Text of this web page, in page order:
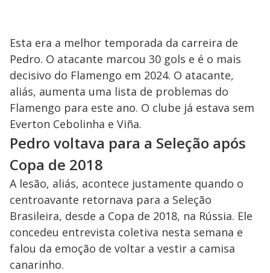
Esta era a melhor temporada da carreira de
Pedro. O atacante marcou 30 gols e é o mais
decisivo do Flamengo em 2024. O atacante,
aliás, aumenta uma lista de problemas do
Flamengo para este ano. O clube já estava sem
Everton Cebolinha e Viña.
Pedro voltava para a Seleção após
Copa de 2018
A lesão, aliás, acontece justamente quando o
centroavante retornava para a Seleção
Brasileira, desde a Copa de 2018, na Rússia. Ele
concedeu entrevista coletiva nesta semana e
falou da emoção de voltar a vestir a camisa
canarinho.